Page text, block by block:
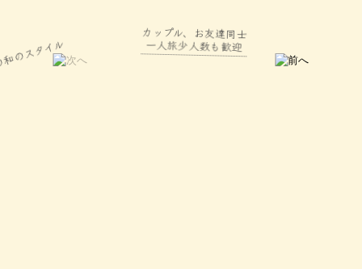
スタイル
カップル、お友達同士
一人旅少人数も歓迎